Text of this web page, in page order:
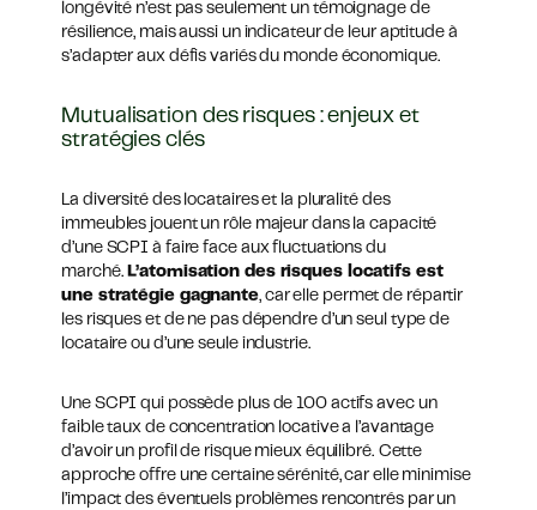
longévité n’est pas seulement un témoignage de
résilience, mais aussi un indicateur de leur aptitude à
s’adapter aux défis variés du monde économique.
Mutualisation des risques : enjeux et
stratégies clés
La diversité des locataires et la pluralité des
immeubles jouent un rôle majeur dans la capacité
d’une SCPI à faire face aux fluctuations du
marché. L’atomisation des risques locatifs est
une stratégie gagnante, car elle permet de répartir
les risques et de ne pas dépendre d’un seul type de
locataire ou d’une seule industrie.
Une SCPI qui possède plus de 100 actifs avec un
faible taux de concentration locative a l’avantage
d’avoir un profil de risque mieux équilibré. Cette
approche offre une certaine sérénité, car elle minimise
l’impact des éventuels problèmes rencontrés par un